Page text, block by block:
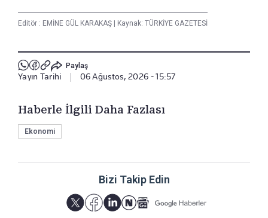
Editör : EMİNE GÜL KARAKAŞ | Kaynak: TÜRKİYE GAZETESİ
Paylaş
Yayın Tarihi 06 Ağustos, 2026 - 15:57
Haberle İlgili Daha Fazlası
Ekonomi
Bizi Takip Edin